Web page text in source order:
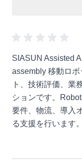
SIASUN Assisted
assembly 移動ロ
ト、技術評価、業
ションです。
要件、物流、導入
る支援を行います。